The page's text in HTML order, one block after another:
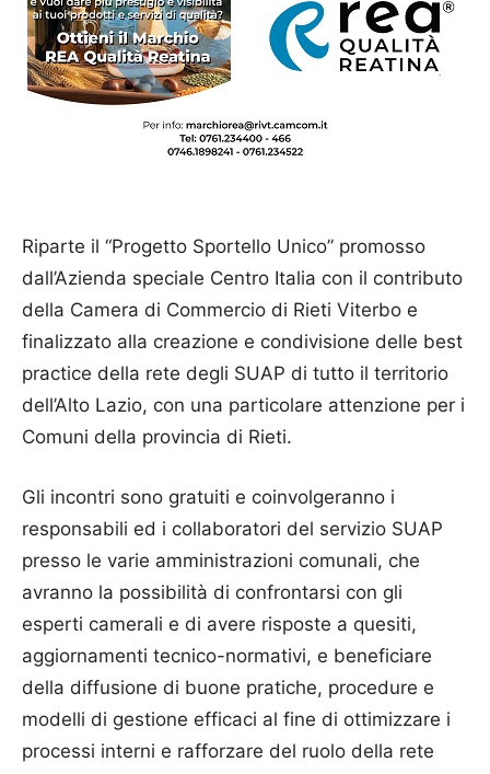
Riparte il “Progetto Sportello Unico” promosso
dall’Azienda speciale Centro Italia con il contributo
della Camera di Commercio di Rieti Viterbo e
finalizzato alla creazione e condivisione delle best
practice della rete degli SUAP di tutto il territorio
dell’Alto Lazio, con una particolare attenzione per i
Comuni della provincia di Rieti.
Gli incontri sono gratuiti e coinvolgeranno i
responsabili ed i collaboratori del servizio SUAP
presso le varie amministrazioni comunali, che
avranno la possibilità di confrontarsi con gli
esperti camerali e di avere risposte a quesiti,
aggiornamenti tecnico-normativi, e beneficiare
della diffusione di buone pratiche, procedure e
modelli di gestione efficaci al fine di ottimizzare i
processi interni e rafforzare del ruolo della rete